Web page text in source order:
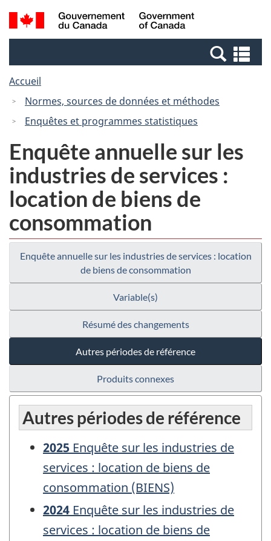
Passer
au
Passer
à
Canada
Recherche
et
et
Accueil
Normes, sources de données et méthodes
Enquêtes et programmes statistiques
Enquête annuelle sur les
industries de services :
location de biens de
consommation
Enquête annuelle sur les industries de services : location
de biens de consommation
Variable(s)
Résumé des changements
Autres périodes de référence
Produits connexes
Autres périodes de référence
2025 Enquête sur les industries de
services : location de biens de
consommation (BIENS)
2024 Enquête sur les industries de
services : location de biens de